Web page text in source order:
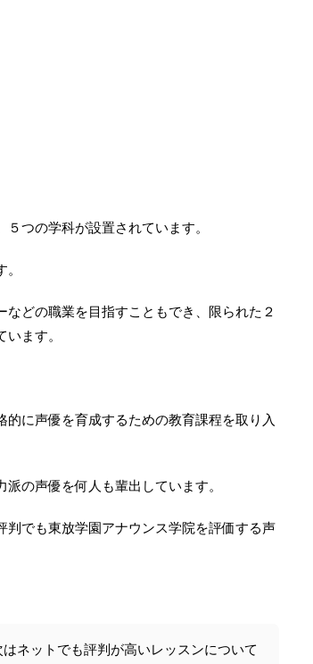
５つの学科が設置されています。
などの職業を目指すこ ともでき 、限られた２
ます。
的に声優を育成するための教育課程を取り入
の声優を何人も輩出しています。
判でも東放学園アナウ ンス学院を評価する声
ネットでも評判が高いレッスンについて